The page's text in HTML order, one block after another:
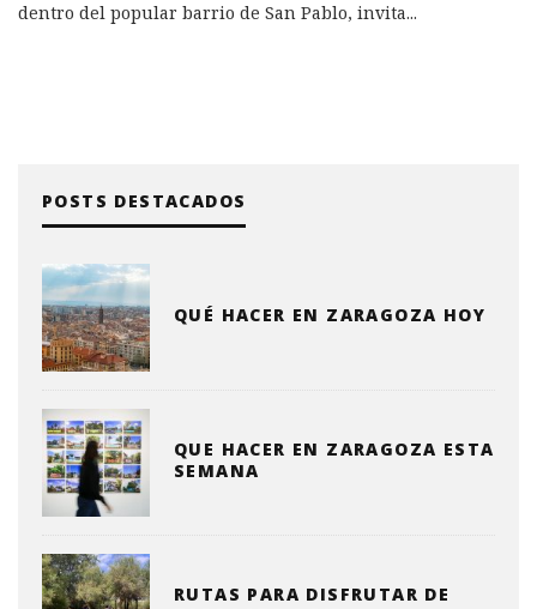
dentro del popular barrio de San Pablo, invita...
POSTS DESTACADOS
QUÉ HACER EN ZARAGOZA HOY
QUE HACER EN ZARAGOZA ESTA
SEMANA
RUTAS PARA DISFRUTAR DE